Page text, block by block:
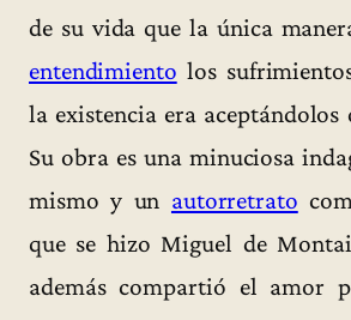
de su vida que la única
entendimiento los
la existencia era
Su obra es una minuciosa
mismo y un autorretrato
que se hizo Miguel de
además compartió el amor